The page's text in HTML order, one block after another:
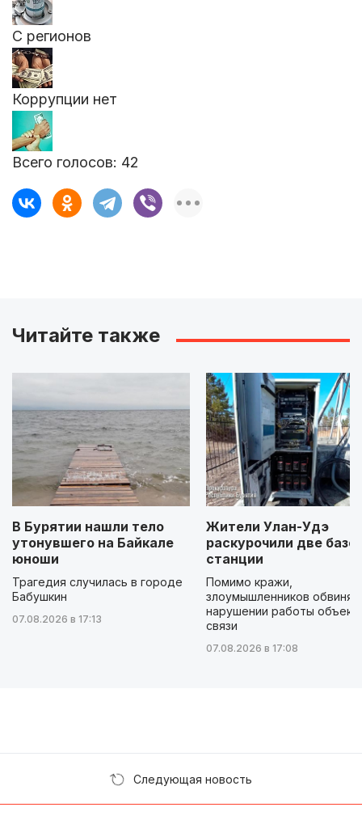
С регионов
Коррупции нет
Всего голосов: 42
Читайте также
В Бурятии нашли тело
утонувшего на Байкале
юноши
Трагедия случилась в городе
Бабушкин
07.08.2026 в 17:13
Жители Улан-Удэ
раскурочили две
станции
Помимо кражи,
злоумышленников
нарушении работы
связи
07.08.2026 в 17:08
Следующая новость